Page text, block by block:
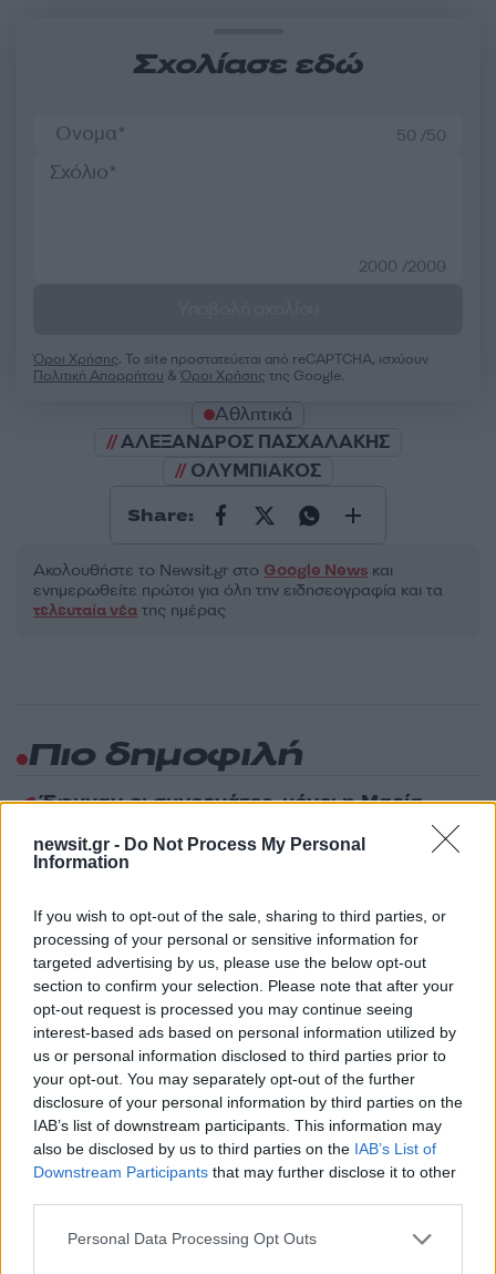
newsit.gr - Do Not Process My Personal
Information
If you wish to opt-out of the sale, sharing to third parties, or
processing of your personal or sensitive information for
targeted advertising by us, please use the below opt-out
section to confirm your selection. Please note that after your
opt-out request is processed you may continue seeing
interest-based ads based on personal information utilized by
us or personal information disclosed to third parties prior to
your opt-out. You may separately opt-out of the further
disclosure of your personal information by third parties on the
IAB’s list of downstream participants. This information may
also be disclosed by us to third parties on the IAB’s List of
Downstream Participants that may further disclose it to other
Please note that this website/app uses one or more Google
Personal Data Processing Opt Outs
Σχολίασε εδώ
50 /50
2000 /2000
Όροι Χρήσης. Το site προστατεύεται από reCAPTCHA, ισχύουν
Πολιτική Απορρήτου &Όροι Χρήσης της Google.
Αθλητικά
ΑΛΕΞΑΝΔΡΟΣ ΠΑΣΧΑΛΑΚΗΣ
ΟΛΥΜΠΙΑΚΟΣ
Share:
Ακολουθήστε το Νewsit.gr στο Google News και
ενημερωθείτε πρώτοι για όλη την ειδησεογραφία και τα
τελευταία νέα της ημέρας
Πιο δημοφιλή
1 Έφυγαν οι συνεργάτες, μένει η Μαρία
Καρυστιανού - Η επόμενη μέρα για την
«Ελπίδα για τη Δημοκρατία»
2Συγκίνηση στο τελευταίο αντίο στον Λάκη
κλαρίνα αποχαιρέτησαν την εμβληματική
φωνή της μεταπολίτευσης
3Ο Κώστας Σαμαράς δημοσίευσε μία παιδική
φωτογραφία για την επέτειο θανάτου της
αδελφής του, Λένας
4Ποιος είναι ο ελληνοκύπριος Sir Ντέμης
Χασάμπης: Από το σκάκι, στο Νόμπελ
Χημείας και στο «τιμόνι» της AI της Google
5Canadair 515: Οι πρώτες εικόνες από την
κατασκευή του αεροσκάφους που θα
επιχειρεί και τη νύχτα στα μέτωπα της
φωτιάς
Πιο σχολιασμένα